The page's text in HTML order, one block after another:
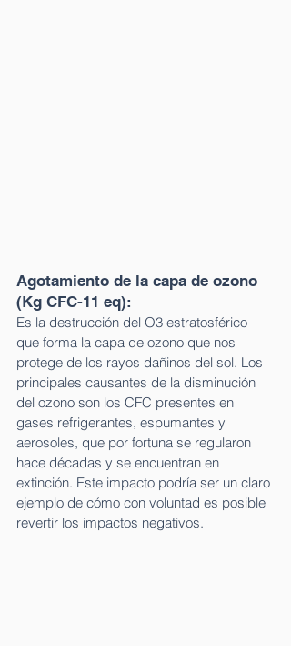
Agotamiento de la capa de ozono
(Kg CFC-11 eq):
Es la destrucción del O3 estratosférico
que forma la capa de ozono que nos
protege de los rayos dañinos del sol. Los
principales causantes de la disminución
del ozono son los CFC presentes en
gases refrigerantes, espumantes y
aerosoles, que por fortuna se regularon
hace décadas y se encuentran en
extinción. Este impacto podría ser un claro
ejemplo de cómo con voluntad es posible
revertir los impactos negativos.